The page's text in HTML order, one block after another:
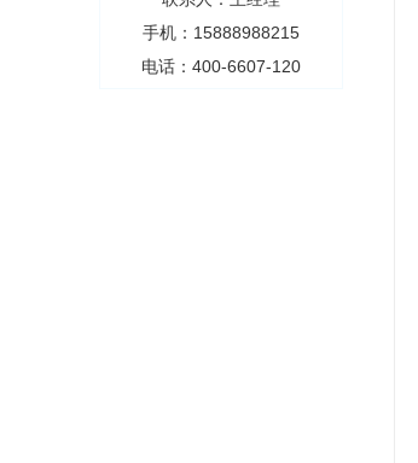
手机：15888988215
电话：400-6607-120